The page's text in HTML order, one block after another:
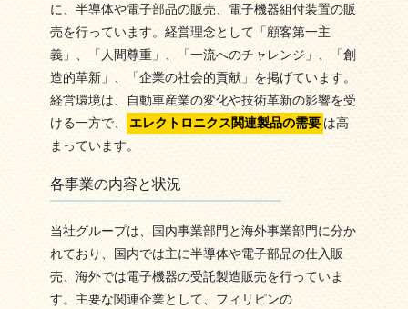
に、半導体や電子部品の販売、電子機器組付装置の販
売を行っています。経営理念として「顧客第一主
義」、「人間尊重」、「一流へのチャレンジ」、「創
造的革新」、「企業の社会的貢献」を掲げています。
経営環境は、自動車産業の変化や技術革新の影響を受
ける一方で、
エレクトロニクス関連製品の需要 は高
まっています。
各事業の内容と状況
当社グループは、国内事業部門と海外事業部門に分か
れており、国内では主に半導体や電子部品の仕入販
売、海外では電子機器の受託製造販売を行っていま
す。主要な関連企業として、フィリピンの